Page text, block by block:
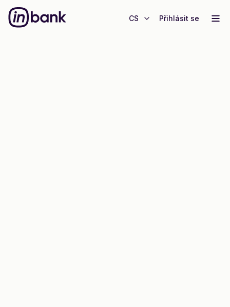
CS Přihlásit se